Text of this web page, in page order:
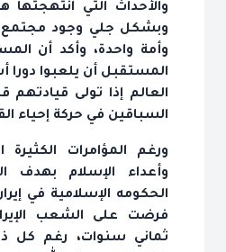
والأحداث التي انتهجتها
وبشكل جلي وجود
وأمة واحدة، وأكد أن
المستقبل أن يلعبوا دورا
العالم إذا تولى قيادتهم
السباقين في حركة إحياء
ورغم المؤامرات الكثيرة
وأعداء الإسلام بهدف
الحكومه الإسلامية في
فرضت على الشعب
ثماني سنوات، رغم كل